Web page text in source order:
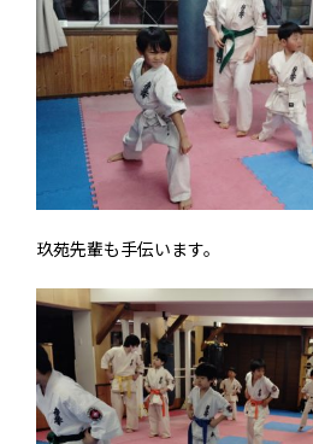
玖苑先輩も手伝います。